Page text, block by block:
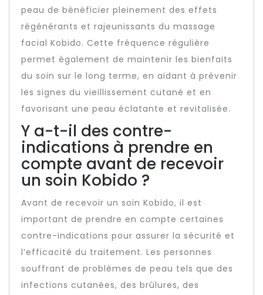
peau de bénéficier pleinement des effets
régénérants et rajeunissants du massage
facial Kobido. Cette fréquence régulière
permet également de maintenir les bienfaits
du soin sur le long terme, en aidant à prévenir
les signes du vieillissement cutané et en
favorisant une peau éclatante et revitalisée.
Y a-t-il des contre-
indications à prendre en
compte avant de recevoir
un soin Kobido ?
Avant de recevoir un soin Kobido, il est
important de prendre en compte certaines
contre-indications pour assurer la sécurité et
l’efficacité du traitement. Les personnes
souffrant de problèmes de peau tels que des
infections cutanées, des brûlures, des